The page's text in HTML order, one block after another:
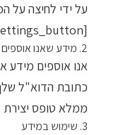
על ידי לחיצה על
[pc_consent_settings_button]
2. מידע שאנו אוספים
אנו אוספים מידע
כתובת הדוא"ל
ממלא טופס יצירת
3. שימוש במידע